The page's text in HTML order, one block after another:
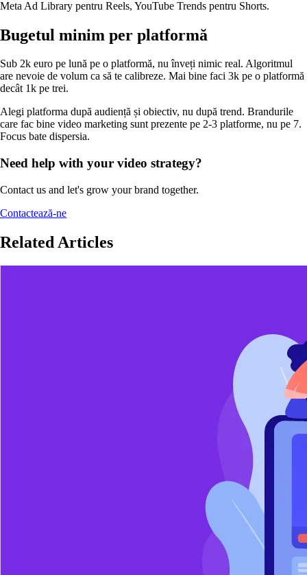
Meta Ad Library pentru Reels, YouTube Trends pentru Shorts.
Bugetul minim per platformă
Sub 2k euro pe lună pe o platformă, nu înveți nimic real. Algoritmul
are nevoie de volum ca să te calibreze. Mai bine faci 3k pe o platformă
decât 1k pe trei.
Alegi platforma după audiență și obiectiv, nu după trend. Brandurile
care fac bine video marketing sunt prezente pe 2-3 platforme, nu pe 7.
Focus bate dispersia.
Need help with your video strategy?
Contact us and let's grow your brand together.
Contactează-ne
Related Articles